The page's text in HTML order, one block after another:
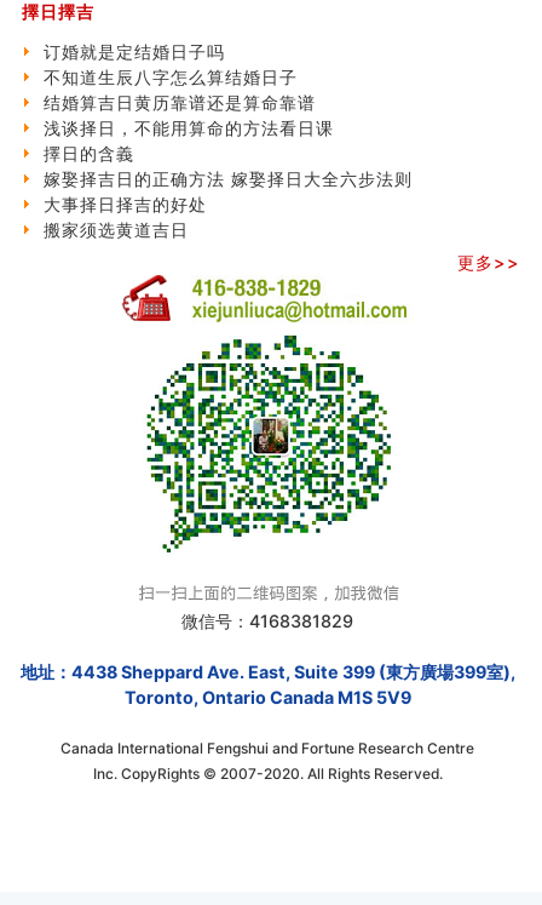
擇日擇吉
订婚就是定结婚日子吗
不知道生辰八字怎么算结婚日子
结婚算吉日黄历靠谱还是算命靠谱
浅谈择日，不能用算命的方法看日课
擇日的含義
嫁娶择吉日的正确方法 嫁娶择日大全六步法则
大事择日择吉的好处
搬家须选黄道吉日
更多>>
微信号：4168381829
地址：4438 Sheppard Ave. East, Suite 399 (東方廣場399室),
Toronto, Ontario Canada M1S 5V9
Canada International Fengshui and Fortune Research Centre
Inc. CopyRights © 2007-2020. All Rights Reserved.